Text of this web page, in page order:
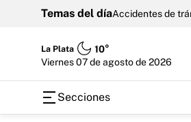
Temas del díaAccidentes de
La Plata
10°
viernes 07 de agosto de 2026
Secciones